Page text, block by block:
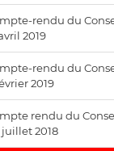
rendu du
2019
rendu du
2019
rendu du
2018